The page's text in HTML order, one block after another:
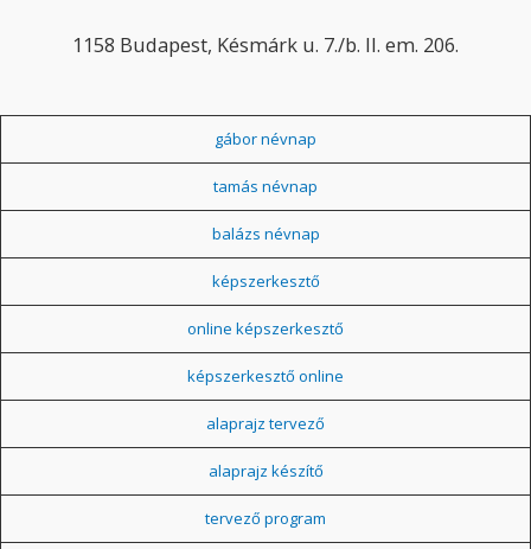
1158 Budapest, Késmárk u. 7./b. II. em. 206.
gábor névnap
tamás névnap
balázs névnap
képszerkesztő
online képszerkesztő
képszerkesztő online
alaprajz tervező
alaprajz készítő
tervező program